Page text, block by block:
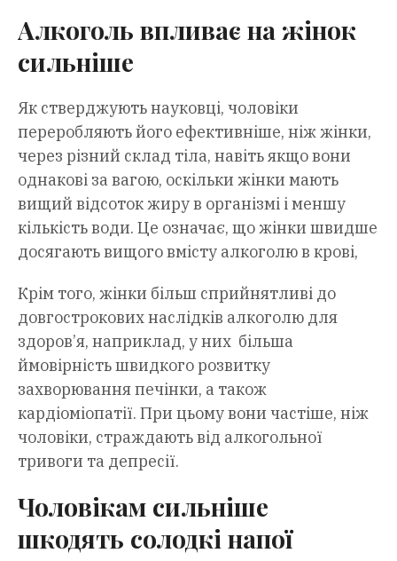
Алкоголь впливає на жінок
сильніше
Як стверджують науковці, чоловіки
переробляють його ефективніше, ніж жінки,
через різний склад тіла, навіть якщо вони
однакові за вагою, оскільки жінки мають
вищий відсоток жиру в організмі і меншу
кількість води. Це означає, що жінки швидше
досягають вищого вмісту алкоголю в крові,
Крім того, жінки більш сприйнятливі до
довгострокових наслідків алкоголю для
здоров’я, наприклад, у них більша
ймовірність швидкого розвитку
захворювання печінки, а також
кардіоміопатії. При цьому вони частіше, ніж
чоловіки, страждають від алкогольної
тривоги та депресії.
Чоловікам сильніше
шкодять солодкі напої